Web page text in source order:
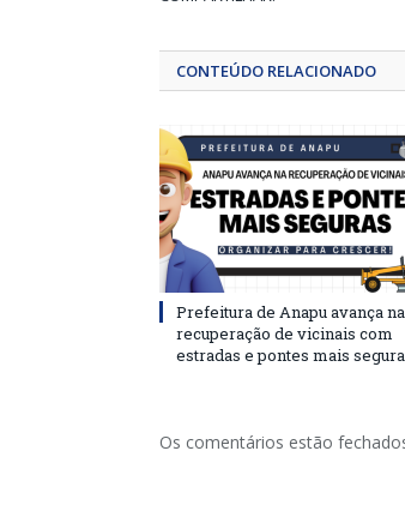
CONTEÚDO RELACIONADO
Prefeitura de Anapu avança na
recuperação de vicinais com
estradas e pontes mais
Os comentários estão